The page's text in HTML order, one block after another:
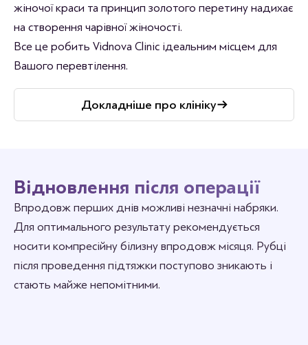
жіночої краси та принцип золотого перетину надихає
на створення чарівної жіночості.
Все це робить Vidnova Clinic ідеальним місцем для
Вашого перевтілення.
Докладніше про клініку
Відновлення після операції
Впродовж перших днів можливі незначні набряки.
Для оптимального результату рекомендується
носити компресійну білизну впродовж місяця. Рубці
після проведення підтяжки поступово зникають і
стають майже непомітними.